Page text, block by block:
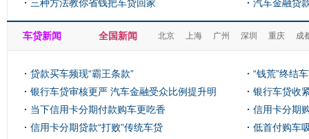
三种方法教你省钱把车贷回家
汽车金融贷
车贷新闻 全国新闻 北京 上海 广州 深圳 重庆 成
贷款买车频现“霸王条款”
银行车贷审核更严 汽车金融受众比例提升明
显当下信用卡分期付款购车更吃香
信用卡分期贷款“打败”传统车贷
“钱荒”终结
银行车贷收
信用卡分期
低首付购车